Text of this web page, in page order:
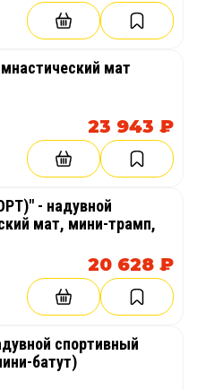
мат
23 943 ₽
- надувной
мат, мини-трамп,
20 628 ₽
спортивный
батут)